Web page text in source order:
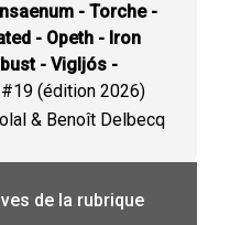
- Torche -
- Opeth - Iron
- Vigljós -
(édition 2026)
& Benoît Delbecq
de la rubrique